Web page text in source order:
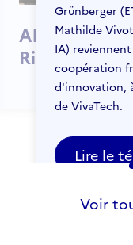
Alexandra
Rinaldi
Grünberger
Mathilde
IA)
coopération
d'innovation,
de VivaTech.
Lire le
Voir